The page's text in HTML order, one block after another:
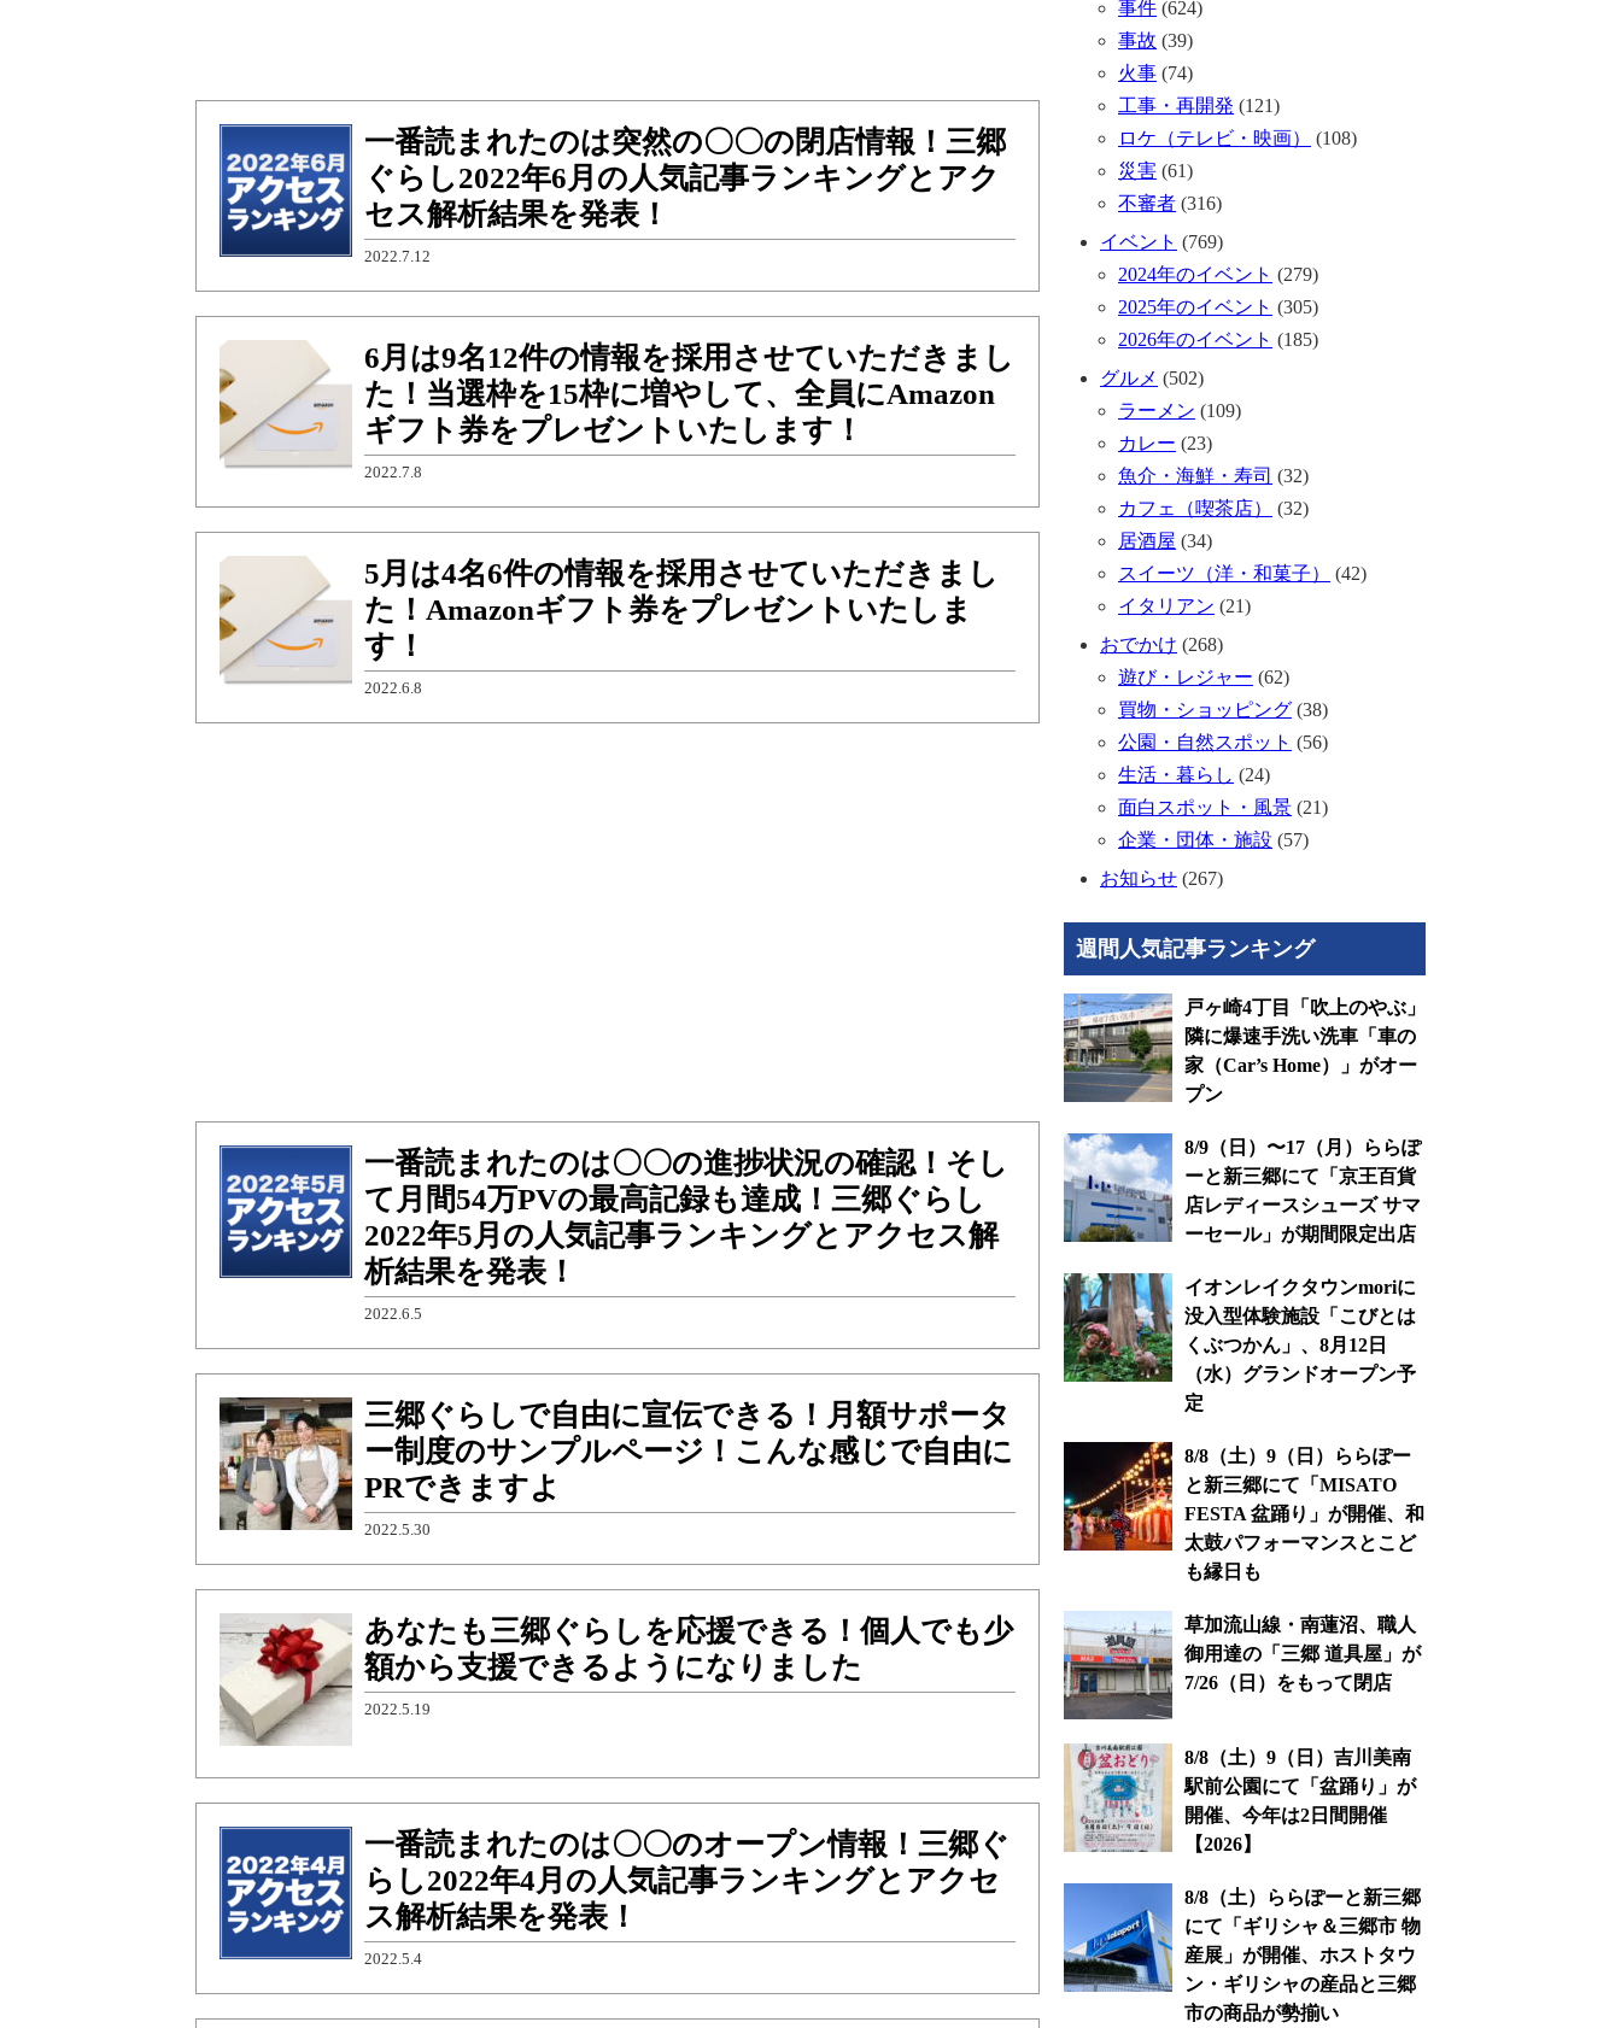
一番読まれたのは突然の〇〇の閉店情報！三郷
ぐらし2022年6月の人気記事ランキングとアク
セス解析結果を発表！
2022.7.12
6月は9名12件の情報を採用させていただきまし
た！当選枠を15枠に増やして、全員にAmazon
ギフト券をプレゼントいたします！
2022.7.8
5月は4名6件の情報を採用させていただきまし
た！Amazonギフト券をプレゼントいたしま
す！
2022.6.8
一番読まれたのは〇〇の進捗状況の確認！そし
て月間54万PVの最高記録も達成！三郷ぐらし
2022年5月の人気記事ランキングとアクセス解
析結果を発表！
2022.6.5
三郷ぐらしで自由に宣伝できる！月額サポータ
ー制度のサンプルページ！こんな感じで自由に
PRできますよ
2022.5.30
あなたも三郷ぐらしを応援できる！個人でも少
額から支援できるようになりました
2022.5.19
一番読まれたのは〇〇のオープン情報！三郷ぐ
らし2022年4月の人気記事ランキングとアクセ
ス解析結果を発表！
2022.5.4
事件 (624)
事故 (39)
火事 (74)
工事・再開発 (121)
ロケ（テレビ・映画）
(108)
災害 (61)
不審者 (316)
イベント (769)
2024年のイベント (279)
2025年のイベント (305)
2026年のイベント (185)
グルメ (502)
ラーメン (109)
カレー (23)
魚介・海鮮・寿司 (32)
カフェ（喫茶店）
(32)
居酒屋 (34)
スイーツ（洋・和菓子）
(42)
イタリアン (21)
おでかけ (268)
遊び・レジャー (62)
買物・ショッピング (38)
公園・自然スポット (56)
生活・暮らし (24)
面白スポット・風景 (21)
企業・団体・施設 (57)
お知らせ (267)
週間人気記事ランキング
戸ヶ崎4丁目「吹上のやぶ」
隣に爆速手洗い洗車「車の
家（Car’s Home）」がオー
プン
8/9（日）〜17（月）ららぽ
ーと新三郷にて「京王百貨
店レディースシューズ サマ
ーセール」が期間限定出店
イオンレイクタウンmoriに
没入型体験施設「こびとは
くぶつかん」、8月12日
（水）グランドオープン予
定
8/8（土）9（日）ららぽー
と新三郷にて「MISATO
FESTA 盆踊り」が開催、和
太鼓パフォーマンスとこど
も縁日も
草加流山線・南蓮沼、職人
御用達の「三郷 道具屋」が
7/26（日）をもって閉店
8/8（土）9（日）吉川美南
駅前公園にて「盆踊り」が
開催、今年は2日間開催
【2026】
8/8（土）ららぽーと新三郷
にて「ギリシャ＆三郷市 物
産展」が開催、ホストタウ
ン・ギリシャの産品と三郷
市の商品が勢揃い